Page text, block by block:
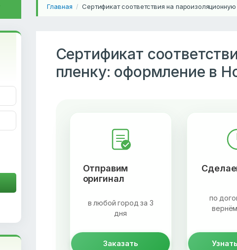
Главная / Сертификат соответствия на
Сертификат
пленку: оформление в
Отправим
оригинал
в любой город за 3
дня
Заказать
по